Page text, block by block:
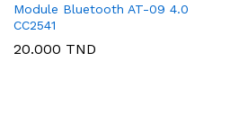
Module Bluetooth AT-09 4.0
CC2541
20.000 TND